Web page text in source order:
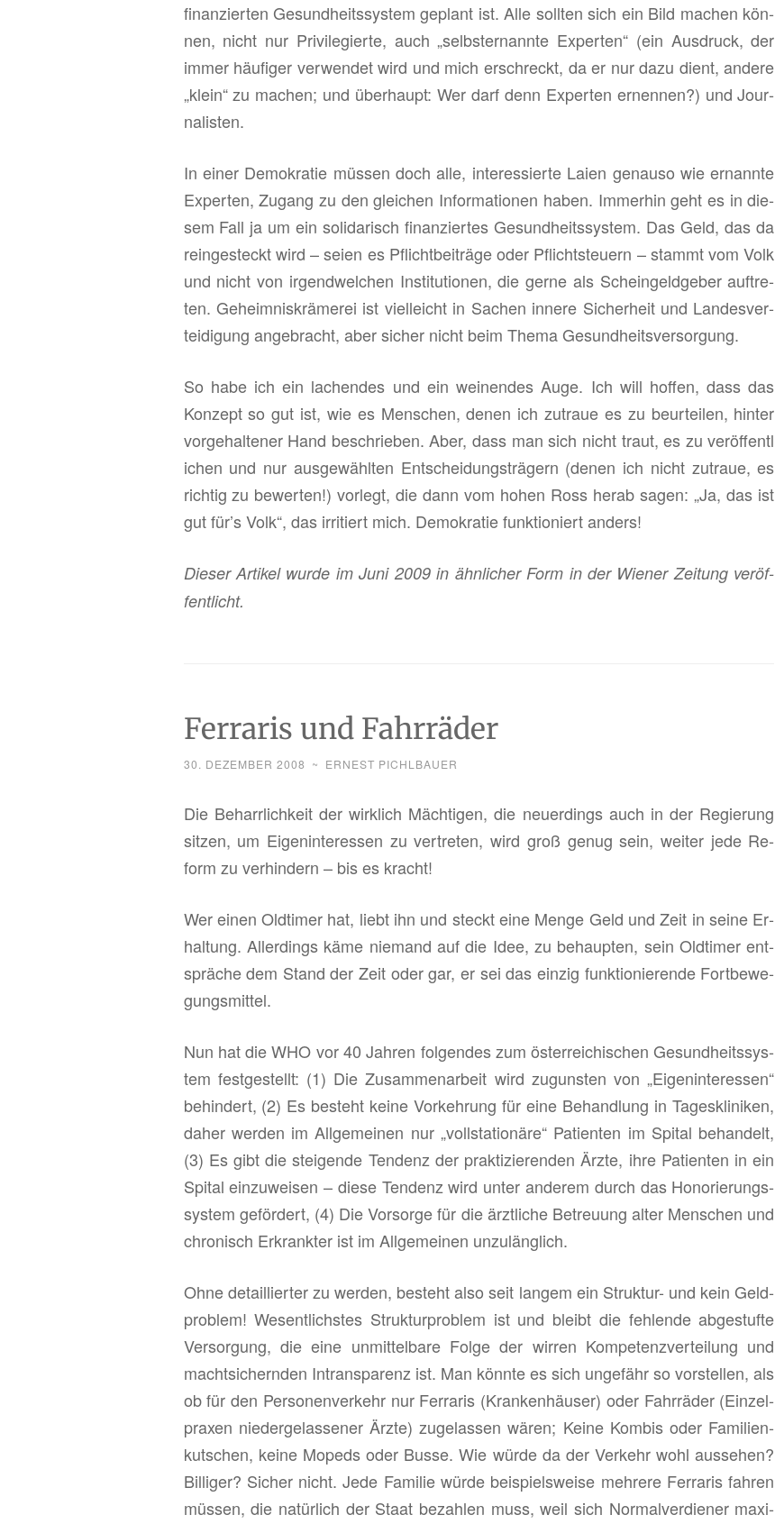
fi­nan­zier­ten Ge­sund­heits­sys­tem ge­plant ist. Alle soll­ten sich ein Bild ma­chen kön­
nen, nicht nur Pri­vi­le­gier­te, auch „selbst­er­nann­te Ex­per­ten“ (ein Aus­druck, der
immer häu­fi­ger ver­wen­det wird und mich er­schreckt, da er nur dazu dient, an­de­re
„klein“ zu ma­chen; und über­haupt: Wer darf denn Ex­per­ten er­nen­nen?) und Jour­
na­lis­ten.
In einer De­mo­kra­tie müs­sen doch alle, in­ter­es­sier­te Laien ge­nau­so wie er­nann­te
Ex­per­ten, Zu­gang zu den glei­chen In­for­ma­tio­nen haben. Im­mer­hin geht es in die­
sem Fall ja um ein so­li­da­risch fi­nan­zier­tes Ge­sund­heits­sys­tem. Das Geld, das da
rein­ge­steckt wird – seien es Pflicht­bei­trä­ge oder Pflicht­steu­ern – stammt vom Volk
und nicht von ir­gend­wel­chen In­sti­tu­tio­nen, die gerne als Schein­geld­ge­ber auf­tre­
ten. Ge­heim­nis­krä­me­rei ist viel­leicht in Sa­chen in­ne­re Si­cher­heit und Lan­des­ver­
tei­di­gung an­ge­bracht, aber si­cher nicht beim Thema Ge­sund­heits­ver­sor­gung.
So habe ich ein la­chen­des und ein wei­nen­des Auge. Ich will hof­fen, dass das
Kon­zept so gut ist, wie es Men­schen, denen ich zu­traue es zu be­ur­tei­len, hin­ter
vor­ge­hal­te­ner Hand be­schrie­ben. Aber, dass man sich nicht traut, es zu ver­öf­fent­l
i­chen und nur aus­ge­wähl­ten Ent­schei­dungs­trä­gern (denen ich nicht zu­traue, es
rich­tig zu be­wer­ten!) vor­legt, die dann vom hohen Ross herab sagen: „Ja, das ist
gut für’s Volk“, das ir­ri­tiert mich. De­mo­kra­tie funk­tio­niert an­ders!
Die­ser Ar­ti­kel wurde im Juni 2009 in ähn­li­cher Form in der Wie­ner Zei­tung ver­öf­
fent­licht.
Ferraris und Fahrräder
30. DEZEMBER 2008 ~ ERNEST PICHLBAUER
Die Be­harr­lich­keit der wirk­lich Mäch­ti­gen, die neu­er­dings auch in der Re­gie­rung
sit­zen, um Ei­gen­in­ter­es­sen zu ver­tre­ten, wird groß genug sein, wei­ter jede Re­
form zu ver­hin­dern – bis es kracht!
Wer einen Old­ti­mer hat, liebt ihn und steckt eine Menge Geld und Zeit in seine Er­
hal­tung. Al­ler­dings käme nie­mand auf die Idee, zu be­haup­ten, sein Old­ti­mer ent­
sprä­che dem Stand der Zeit oder gar, er sei das ein­zig funk­tio­nie­ren­de Fort­be­we­
gungs­mit­tel.
Nun hat die WHO vor 40 Jah­ren fol­gen­des zum ös­ter­rei­chi­schen Ge­sund­heits­sys­
tem fest­ge­stellt: (1) Die Zu­sam­men­ar­beit wird zu­guns­ten von „Ei­gen­in­ter­es­sen“
be­hin­dert, (2) Es be­steht keine Vor­keh­rung für eine Be­hand­lung in Ta­ges­kli­ni­ken,
daher wer­den im All­ge­mei­nen nur „voll­sta­tio­nä­re“ Pa­ti­en­ten im Spi­tal be­han­delt,
(3) Es gibt die stei­gen­de Ten­denz der prak­ti­zie­ren­den Ärzte, ihre Pa­ti­en­ten in ein
Spi­tal ein­zu­wei­sen – diese Ten­denz wird unter an­de­rem durch das Ho­no­rie­rungs­
sys­tem ge­för­dert, (4) Die Vor­sor­ge für die ärzt­li­che Be­treu­ung alter Men­schen und
chro­nisch Er­krank­ter ist im All­ge­mei­nen un­zu­läng­lich.
Ohne de­tail­lier­ter zu wer­den, be­steht also seit lan­gem ein Struk­tur- und kein Geld­
pro­blem! We­sent­lichs­tes Struk­tur­pro­blem ist und bleibt die feh­len­de ab­ge­stuf­te
Ver­sor­gung, die eine un­mit­tel­ba­re Folge der wir­ren Kom­pe­tenz­ver­tei­lung und
macht­si­chern­den In­trans­pa­renz ist. Man könn­te es sich un­ge­fähr so vor­stel­len, als
ob für den Per­so­nen­ver­kehr nur Fer­ra­ris (Kran­ken­häu­ser) oder Fahr­rä­der (Ein­zel­
pra­xen nie­der­ge­las­se­ner Ärzte) zu­ge­las­sen wären; Keine Kom­bis oder Fa­mi­li­en­
kut­schen, keine Mo­peds oder Busse. Wie würde da der Ver­kehr wohl aus­se­hen?
Bil­li­ger? Si­cher nicht. Jede Fa­mi­lie würde bei­spiels­wei­se meh­re­re Fer­ra­ris fah­ren
müs­sen, die na­tür­lich der Staat be­zah­len muss, weil sich Nor­mal­ver­die­ner ma­xi­